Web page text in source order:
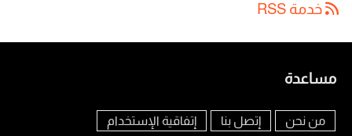
خدمة RSS
مساعدة
من نحن إتصل بنا إتفاقية الإستخدام